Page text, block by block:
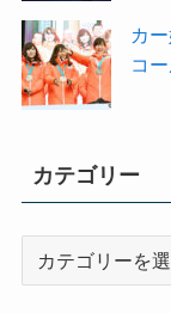
カ
コ
カテゴリー